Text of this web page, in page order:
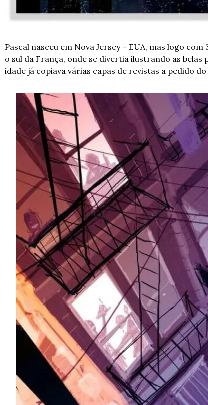
Pascal nasceu em Nova Jersey – EUA, mas logo
o sul da França, onde se divertia ilustrando as belas
idade já copiava várias capas de revistas a pedido